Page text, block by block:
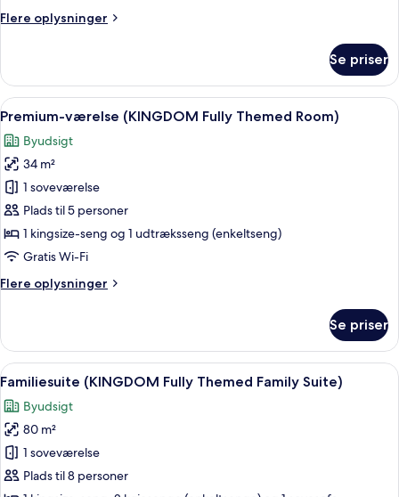
Flere oplysninger
Flere
værelse
(KINGDOM
Themed
Se priser
Indlæs
alle
billeder
af
Premium-
værelse
(KINGDOM
Fully
Room)
Et værelse med en seng, et natbord,
3
Premium-værelse (KINGDOM Fully Themed Room)
Byudsigt
34 m²
1 soveværelse
Plads til 5 personer
1 kingsize-seng og 1 udtræksseng (enkeltseng)
Gratis Wi-Fi
Flere oplysninger
Flere
værelse
(KINGDOM
Fully
Room)
Se priser
Indlæs
alle
billeder
af
Familiesuite
(KINGDOM
Et hotelværelse med stenvæg, røde
4
Familiesuite (KINGDOM Fully Themed Family Suite)
Byudsigt
80 m²
1 soveværelse
Plads til 8 personer